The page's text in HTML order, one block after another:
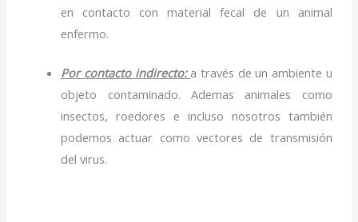
en contacto con material fecal de un animal
enfermo.
Por contacto indirecto: a través de un ambiente u
objeto contaminado. Ademas animales como
insectos, roedores e incluso nosotros también
podemos actuar como vectores de transmisión
del virus.